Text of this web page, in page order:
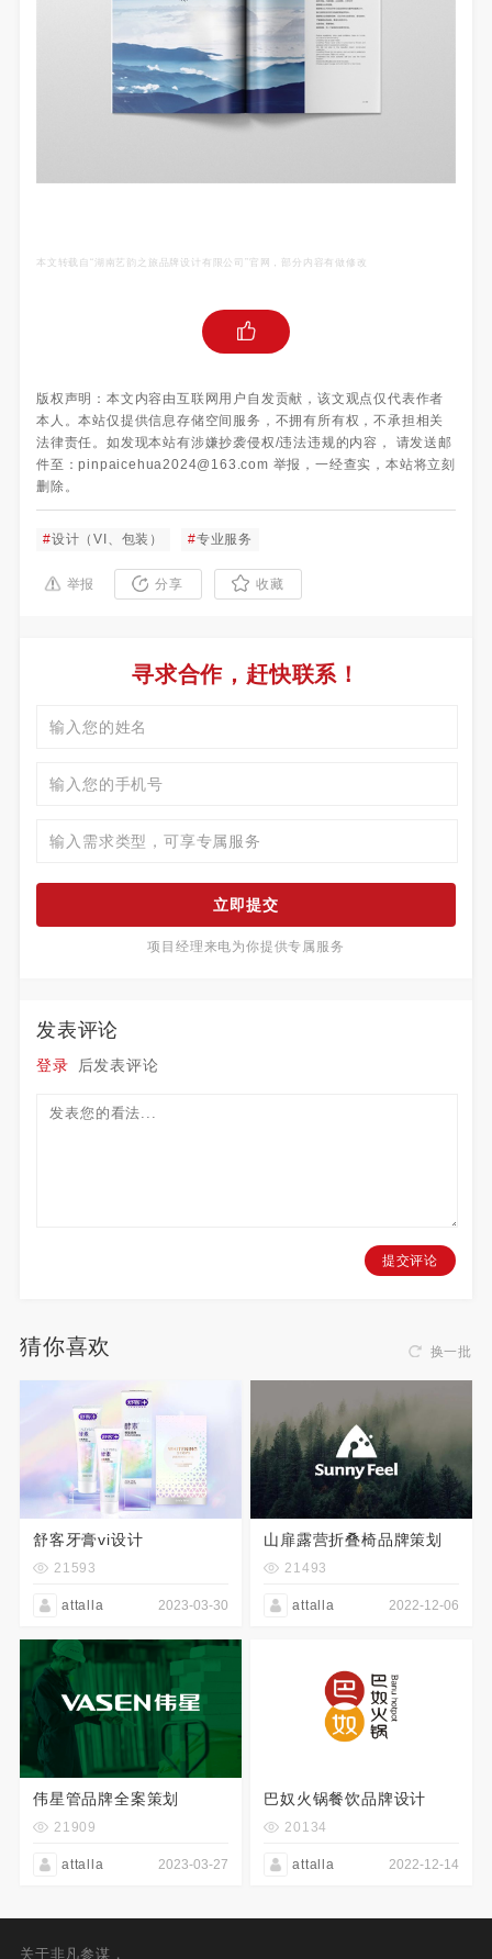
本文转载自“湖南艺韵之旅品牌设计有限公司 ”官网，部分内容有做修改
版权声明：本文内容由互联网用户自发贡献，该文观点仅代表作者
本人。本站仅提供信息存储空间服务，不拥有所有权，不承担相关
法律责任。如发现本站有涉嫌抄袭侵权/违法违规的内容， 请发送邮
件至：pinpaicehua2024@163.com 举报，一经查实，本站将立刻
删除。
#设计（VI、包装） #专业服务
举报 分享 收藏
寻求合作，赶快联系！
立即提交
项目经理来电为你提供专属服务
发表评论
登录 后发表评论
提交评论
猜你喜欢 换一批
舒客牙膏vi设计
21593
attalla 2023-03-30
山扉露营折叠椅品牌策划
21493
attalla 2022-12-06
伟星管品牌全案策划
21909
attalla 2023-03-27
巴奴火锅餐饮品牌设计
20134
attalla 2022-12-14
关于非凡参谋，